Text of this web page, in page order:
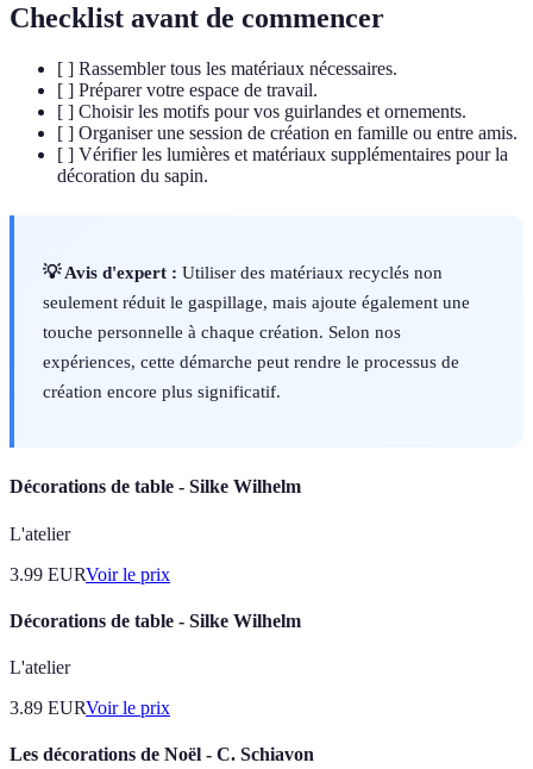
Checklist avant de commencer
[ ] Rassembler tous les matériaux nécessaires.
[ ] Préparer votre espace de travail.
[ ] Choisir les motifs pour vos guirlandes et ornements.
[ ] Organiser une session de création en famille ou entre amis.
[ ] Vérifier les lumières et matériaux supplémentaires pour la
décoration du sapin.
💡 Avis d'expert : Utiliser des matériaux recyclés non
seulement réduit le gaspillage, mais ajoute également une
touche personnelle à chaque création. Selon nos
expériences, cette démarche peut rendre le processus de
création encore plus significatif.
Décorations de table - Silke Wilhelm
L'atelier
3.99 EURVoir le prix
Décorations de table - Silke Wilhelm
L'atelier
3.89 EURVoir le prix
Les décorations de Noël - C. Schiavon